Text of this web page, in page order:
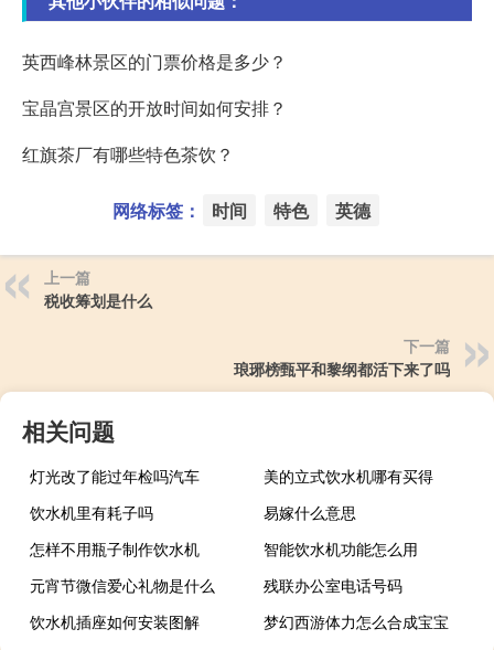
英西峰林景区的门票价格是多少？
宝晶宫景区的开放时间如何安排？
红旗茶厂有哪些特色茶饮？
网络标签： 时间 特色 英德
上一篇
税收筹划是什么
下一篇
琅琊榜甄平和黎纲都活下来了吗
相关问题
灯光改了能过年检吗汽车
美的立式饮水机哪有买得
饮水机里有耗子吗
易嫁什么意思
怎样不用瓶子制作饮水机
智能饮水机功能怎么用
元宵节微信爱心礼物是什么
残联办公室电话号码
饮水机插座如何安装图解
梦幻西游体力怎么合成宝宝